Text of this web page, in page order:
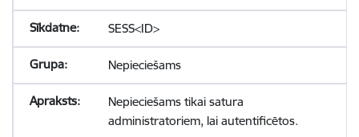
SESS<ID>
Nepieciešams
Nepieciešams tikai satura
administratoriem, lai autentificētos.